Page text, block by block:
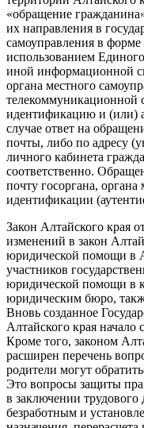
«обращение
их направления в
самоуправления в форме
использованием
иной информационной
органа местного
телекоммуникационной
идентификацию и (или)
случае ответ на
почты, либо по адресу
личного кабинета
соответственно.
почту госоргана, органа
идентификации
Закон Алтайского края
изменений в закон
юридической помощи в
участников
юридической помощи в
юридическим бюро,
Вновь созданное
Алтайского края начало
Кроме того, законом
расширен перечень
родители могут
Это вопросы защиты
в заключении
безработным и